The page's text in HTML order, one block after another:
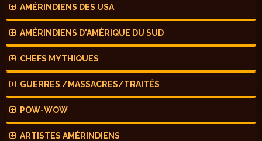
AMÉRINDIENS DES USA
AMÉRINDIENS D'AMÉRIQUE DU SUD
CHEFS MYTHIQUES
GUERRES /MASSACRES/TRAITÉS
POW-WOW
ARTISTES AMÉRINDIENS